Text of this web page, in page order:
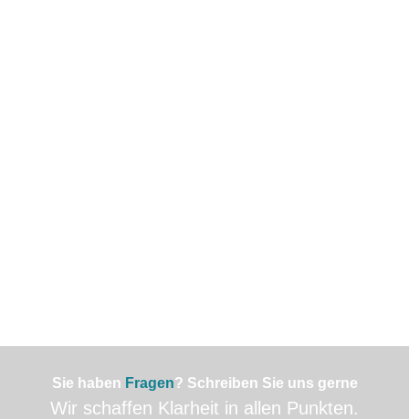
Sie haben Fragen? Schreiben Sie uns gerne
Wir schaffen Klarheit in allen Punkten.